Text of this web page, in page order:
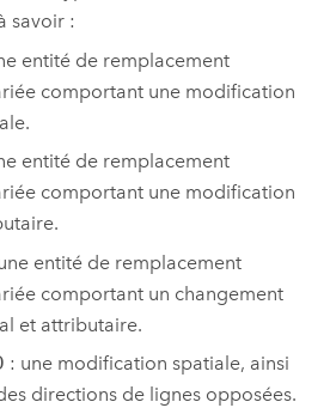
savoir :
entité de remplacement
comportant une modification
entité de remplacement
comportant une modification
entité de remplacement
comportant un changement
et attributaire.
: une modification spatiale, ainsi
directions de lignes opposées.